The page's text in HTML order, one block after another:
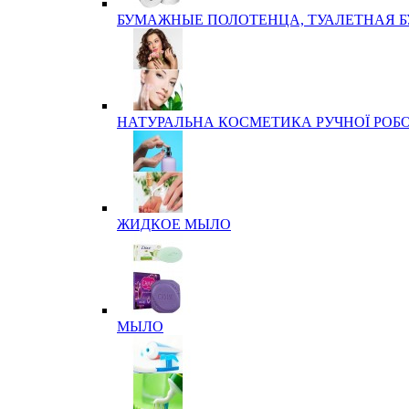
БУМАЖНЫЕ ПОЛОТЕНЦА, ТУАЛЕТНАЯ
НАТУРАЛЬНА КОСМЕТИКА РУЧНОЇ
ЖИДКОЕ МЫЛО
МЫЛО